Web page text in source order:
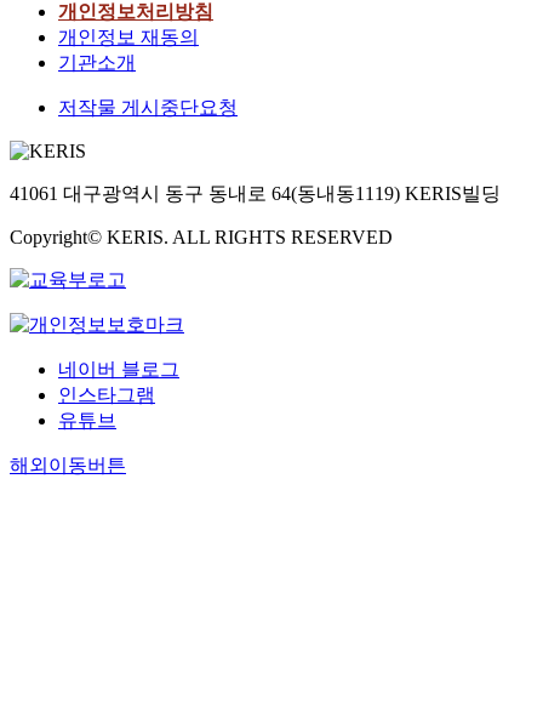
개인정보처리방침
개인정보 재동의
기관소개
저작물 게시중단요청
41061 대구광역시 동구 동내로 64(동내동1119) KERIS빌딩
Copyright© KERIS. ALL RIGHTS RESERVED
네이버 블로그
인스타그램
유튜브
해외이동버튼